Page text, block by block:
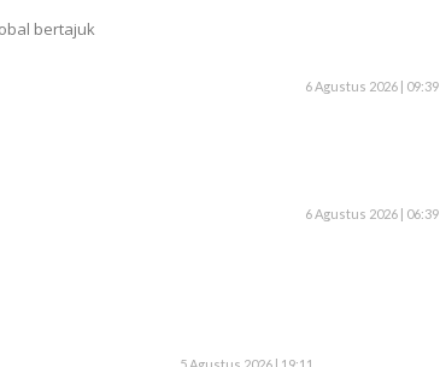
bertajuk
6 Agustus 2026 | 09:39
6 Agustus 2026 | 06:39